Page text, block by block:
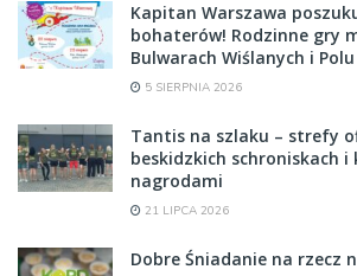
Kapitan Warszawa
bohaterów! Rodzinne gry
Bulwarach Wiślanych i
5 SIERPNIA 2026
Tantis na szlaku – strefy
beskidzkich schroniskach i
nagrodami
21 LIPCA 2026
Dobre Śniadanie na rzecz